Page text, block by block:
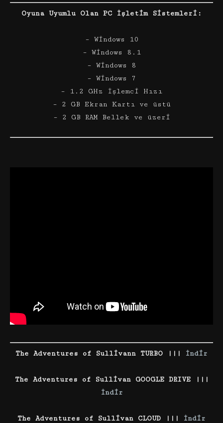
Oyuna Uyumlu Olan PC İşletim Sistemleri:
– Windows 10
– Windows 8.1
– Windows 8
– Windows 7
– 1.2 GHz İşlemci Hızı
– 2 GB Ekran Kartı ve üstü
– 2 GB RAM Bellek ve üzeri
The Adventures of Sullivann TURBO ||| İndir
The Adventures of Sullivan GOOGLE DRIVE |||
İndir
The Adventures of Sullivan CLOUD ||| İndir